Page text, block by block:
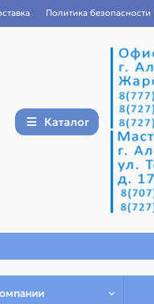
Политика безопасности
Каталог